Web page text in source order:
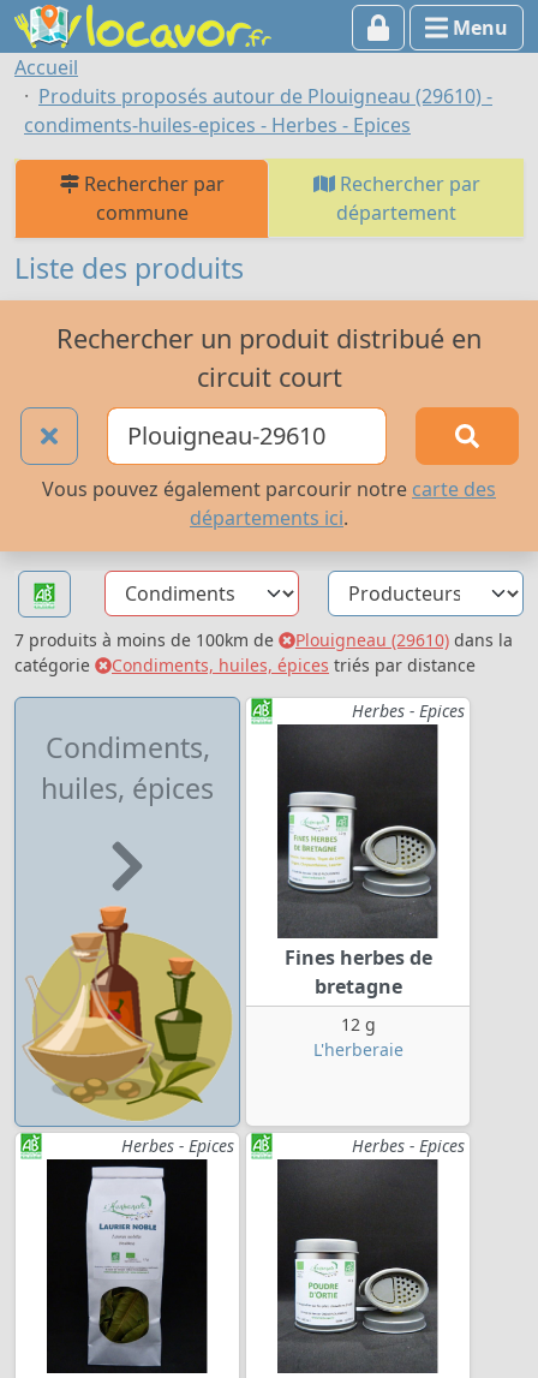
Menu
Accueil
Produits proposés autour de Plouigneau (29610) -
condiments-huiles-epices - Herbes - Epices
Rechercher par
commune
Rechercher par
département
Liste des produits
Rechercher un produit distribué en
circuit court
Vous pouvez également parcourir notre carte des
départements ici.
7 produits à moins de 100km de Plouigneau (29610) dans la
catégorie
Condiments, huiles, épices triés par distance
Condiments,
huiles, épices
Herbes - Epices
Fines herbes de
bretagne
12 g
L'herberaie
Herbes - Epices Herbes - Epices